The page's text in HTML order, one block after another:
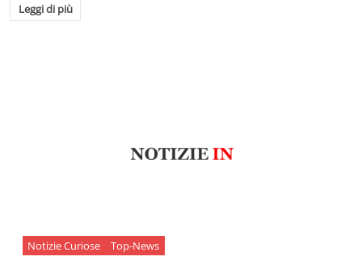
Leggi di più
Notizie Curiose Top-News